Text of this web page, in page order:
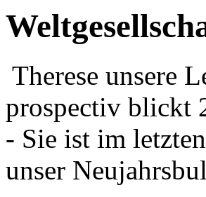
Therese unsere
prospectiv blickt
- Sie ist im
unser